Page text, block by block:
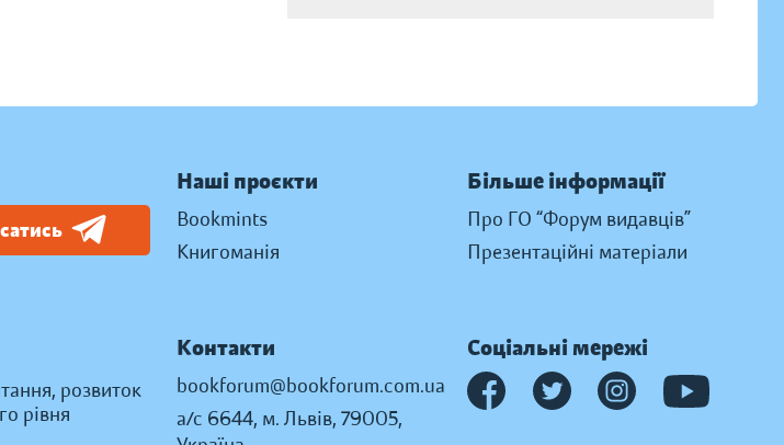
розвиток
рівня
Наші проєкти
Bookmints
Книгоманія
Більше інформації
Про ГО “Форум видавців”
Презентаційні матеріали
Контакти
bookforum@bookforum.com.ua
а/с 6644, м. Львів, 79005,
Соціальні мережі